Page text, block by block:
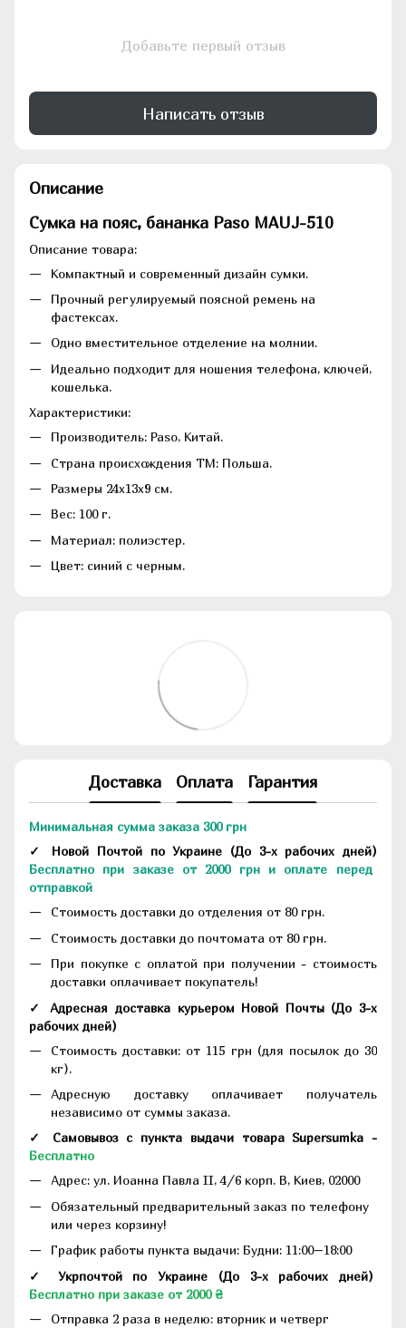
Добавьте первый отзыв
Написать отзыв
Описание
Сумка на пояс, бананка Paso MAUJ-510
Описание товара:
Компактный и современный дизайн сумки.
Прочный регулируемый поясной ремень на
фастексах.
Одно вместительное отделение на молнии.
Идеально подходит для ношения телефона, ключей,
кошелька.
Характеристики:
Производитель: Paso, Китай.
Страна происхождения ТМ: Польша.
Размеры 24х13х9 см.
Вес: 100 г.
Материал: полиэстер.
Цвет: синий с черным.
Доставка Оплата Гарантия
Минимальная сумма заказа 300 грн
✓ Новой Почтой по Украине (До 3-х рабочих дней)
Бесплатно при заказе от 2000 грн и оплате перед
отправкой
Стоимость доставки до отделения от 80 грн.
Стоимость доставки до почтомата от 80 грн.
При покупке с оплатой при получении - стоимость
доставки оплачивает покупатель!
✓ Адресная доставка курьером Новой Почты (До 3-х
рабочих дней)
Стоимость доставки: от 115 грн (для посылок до 30
кг).
Адресную доставку оплачивает получатель
независимо от суммы заказа.
✓ Самовывоз с пункта выдачи товара Supersumka -
Бесплатно
Адрес: ул. Иоанна Павла II, 4/6 корп. В, Киев, 02000
Обязательный предварительный заказ по телефону
или через корзину!
График работы пункта выдачи: Будни: 11:00–18:00
✓ Укрпочтой по Украине (До 3-х рабочих дней)
Бесплатно при заказе от 2000 ₴
Отправка 2 раза в неделю: вторник и четверг